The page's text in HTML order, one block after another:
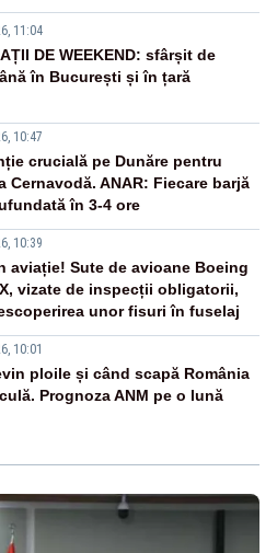
11:04
DE WEEKEND: sfârșit de
în București și în țară
10:47
crucială pe Dunăre pentru
Cernavodă. ANAR: Fiecare barjă
în 3-4 ore
10:39
aviație! Sute de avioane Boeing
vizate de inspecții obligatorii,
unor fisuri în fuselaj
10:01
ploile și când scapă România
Prognoza ANM pe o lună